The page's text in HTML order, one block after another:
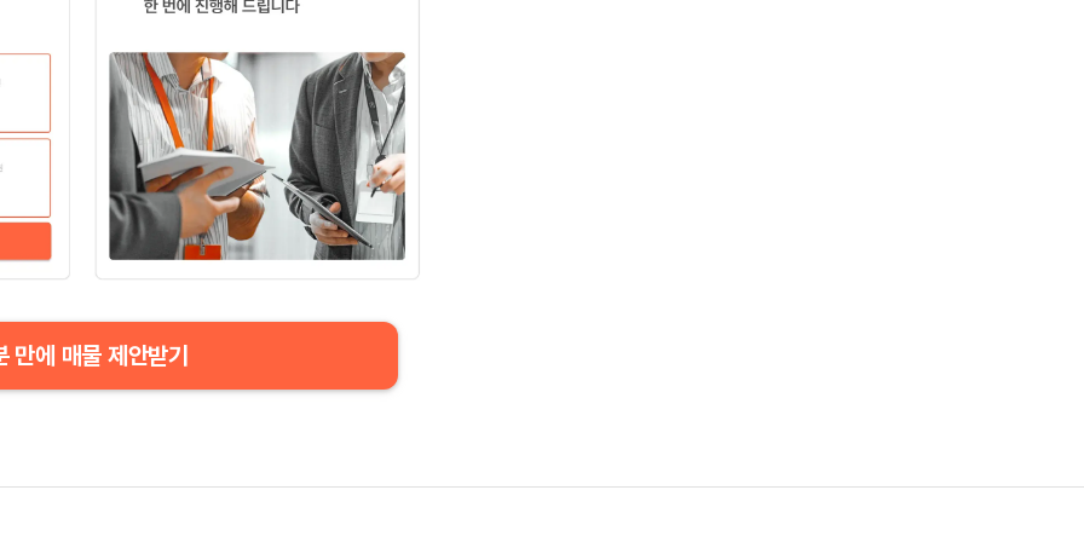
만에 매물 제안받기